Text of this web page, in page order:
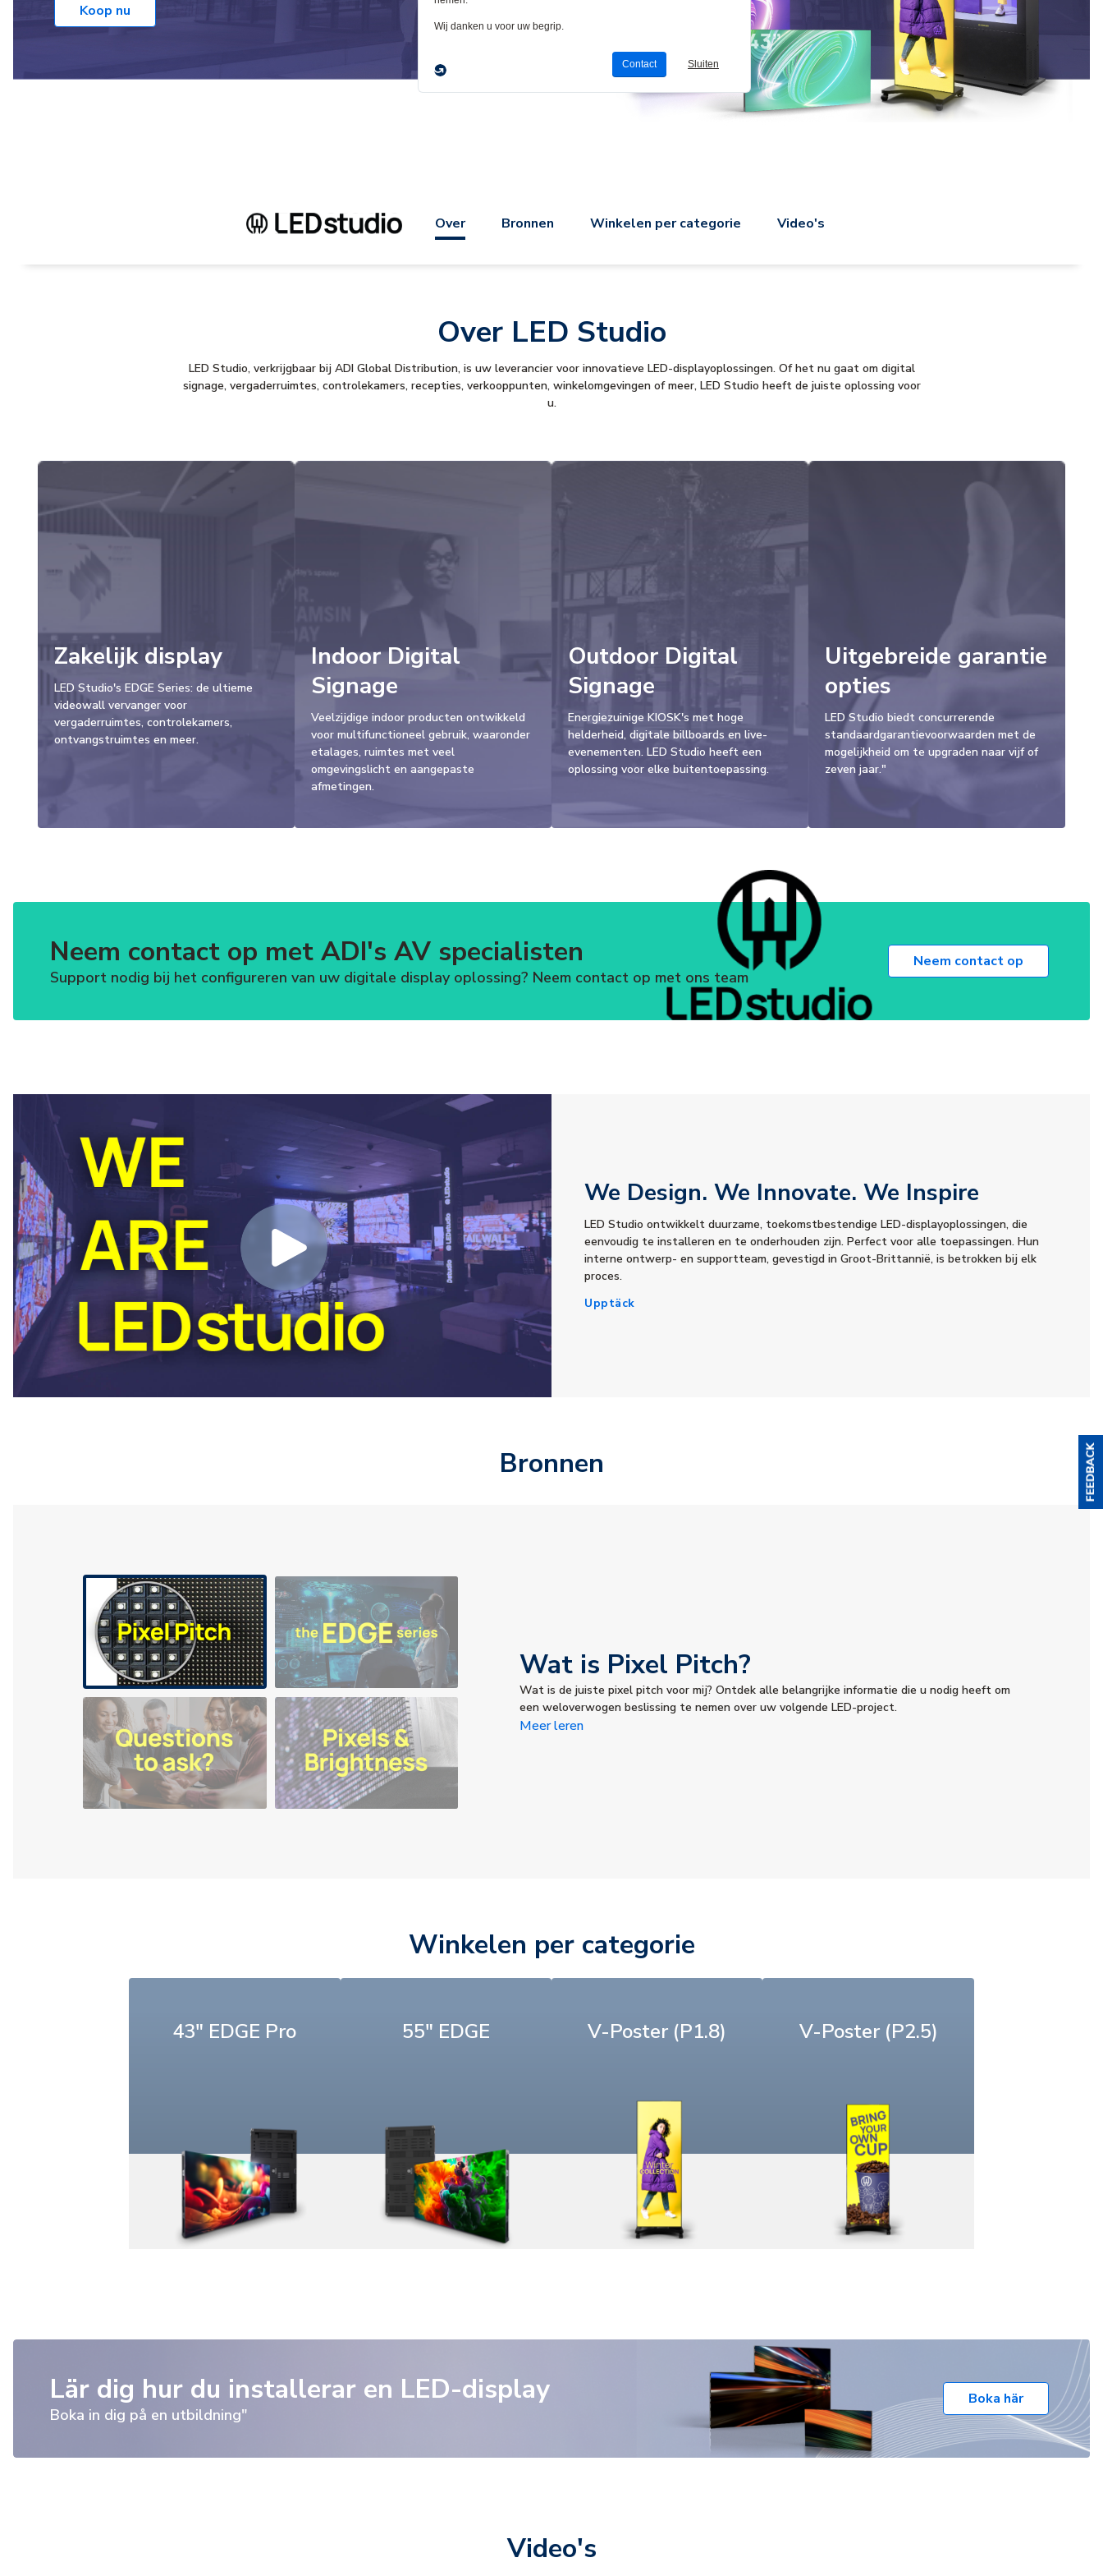
Koop nu
Over Bronnen Winkelen per categorie Video's
Over LED Studio
LED Studio, verkrijgbaar bij ADI Global Distribution, is uw leverancier voor innovatieve LED-displayoplossingen. Of het nu gaat om digital
signage, vergaderruimtes, controlekamers, recepties, verkooppunten, winkelomgevingen of meer, LED Studio heeft de juiste oplossing voor
u.
Zakelijk display
LED Studio's EDGE Series: de ultieme
videowall vervanger voor
vergaderruimtes, controlekamers,
ontvangstruimtes en meer.
Indoor Digital
Signage
Veelzijdige indoor producten ontwikkeld
voor multifunctioneel gebruik, waaronder
etalages, ruimtes met veel
omgevingslicht en aangepaste
afmetingen.
Outdoor Digital
Signage
Energiezuinige KIOSK's met hoge
helderheid, digitale billboards en live-
evenementen. LED Studio heeft een
oplossing voor elke buitentoepassing.
Uitgebreide garantie
opties
LED Studio biedt concurrerende
standaardgarantievoorwaarden met de
mogelijkheid om te upgraden naar vijf of
zeven jaar."
Neem contact op met ADI's AV specialisten
Support nodig bij het configureren van uw digitale display oplossing? Neem contact op met ons team
Neem contact op
We Design. We Innovate. We Inspire
LED Studio ontwikkelt duurzame, toekomstbestendige LED-displayoplossingen, die
eenvoudig te installeren en te onderhouden zijn. Perfect voor alle toepassingen. Hun
interne ontwerp- en supportteam, gevestigd in Groot-Brittannië, is betrokken bij elk
proces.
Upptäck
Bronnen
Wat is Pixel Pitch?
Wat is de juiste pixel pitch voor mij? Ontdek alle belangrijke informatie die u nodig heeft om
een weloverwogen beslissing te nemen over uw volgende LED-project.
Meer leren
Winkelen per categorie
43" EDGE Pro 55" EDGE V-Poster (P1.8) V-Poster (P2.5)
Lär dig hur du installerar en LED-display
Boka in dig på en utbildning"
Boka här
Video's